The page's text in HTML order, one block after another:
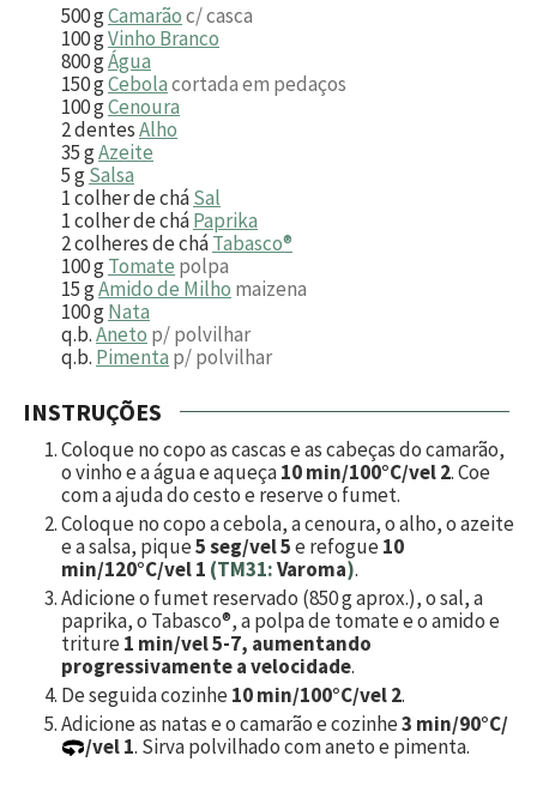
500gCamarãoc/ casca
100gVinho Branco
800gÁgua
150gCebolacortada em pedaços
100gCenoura
2dentesAlho
35gAzeite
5gSalsa
1colher de cháSal
1colher de cháPaprika
2colheres de cháTabasco®
100gTomate polpa
15gAmido de Milho maizena
100gNata
q.b.Aneto p/ polvilhar
q.b. Pimenta p/ polvilhar
INSTRUÇÕES
Coloque no copo as cascas e as cabeças do camarão,
o vinho e a água e aqueça10 min/100°C/vel 2. Coe
com a ajuda do cesto e reserve o fumet.
Coloque no copo a cebola, a cenoura, o alho, o azeite
e a salsa, pique5 seg/vel 5e refogue10
min/120°C/vel 1 (TM31:Varoma).
Adicione o fumet reservado (850 g aprox.), o sal, a
paprika, o Tabasco®, a polpa de tomate e o amido e
triture1 min/vel 5-7, aumentando
progressivamente a velocidade.
De seguida cozinhe10 min/100°C/vel 2.
Adicione as natas e o camarão e cozinhe3 min/90°C/
/vel 1. Sirva polvilhado com aneto e pimenta.